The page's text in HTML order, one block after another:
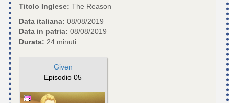
Titolo Inglese: The Reason
Data italiana: 08/08/2019
Data in patria: 08/08/2019
Durata: 24 minuti
Given
Episodio 05